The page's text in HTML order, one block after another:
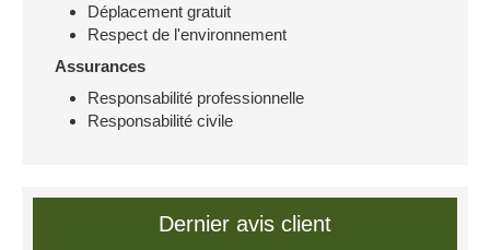
Déplacement gratuit
Respect de l'environnement
Assurances
Responsabilité professionnelle
Responsabilité civile
Dernier avis client